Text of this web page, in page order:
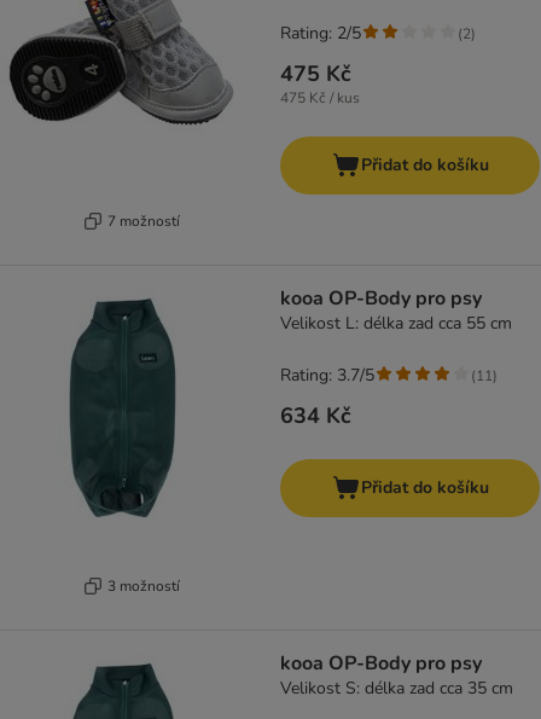
7 možností
475 Kč
475 Kč / kus
Rating: 2/5 (2)
Přidat do košíku
3 možností
kooa OP-Body pro psy
Velikost L: délka zad cca 55 cm
634 Kč
Rating: 3.7/5 (11)
Přidat do košíku
kooa OP-Body pro psy
Velikost S: délka zad cca 35 cm